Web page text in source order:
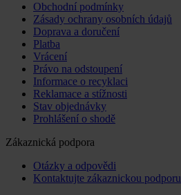
Obchodní podmínky
Zásady ochrany osobních údajů
Doprava a doručení
Platba
Vrácení
Právo na odstoupení
Informace o recyklaci
Reklamace a stížnosti
Stav objednávky
Prohlášení o shodě
Zákaznická podpora
Otázky a odpovědi
Kontaktujte zákaznickou podporu